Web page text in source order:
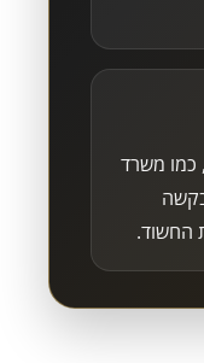
כמו משרד
החשוד.